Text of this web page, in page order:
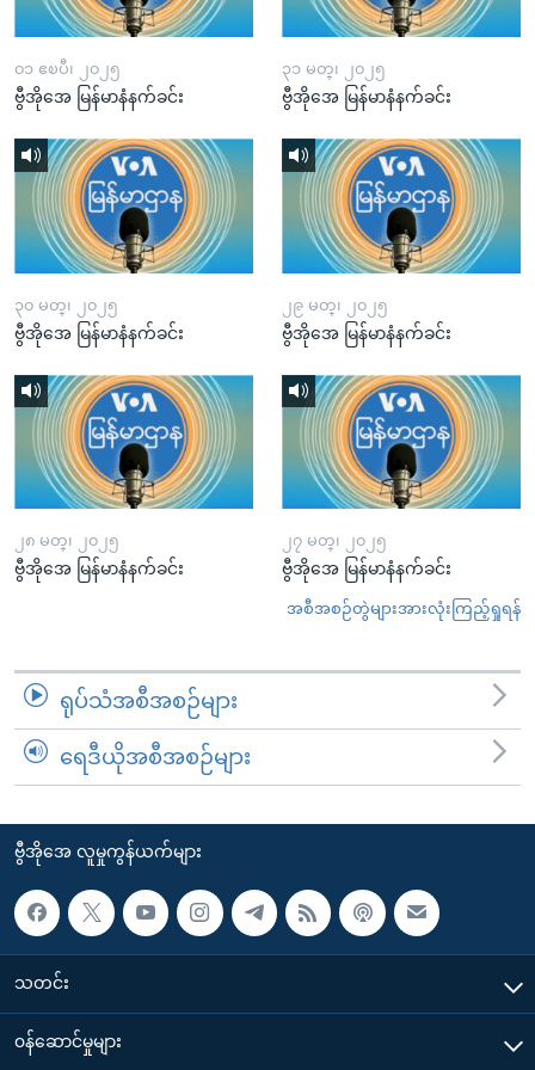
၀၁ ဧၿပီ၊ ၂၀၂၅
ဗွီအိုအေ မြန်မာနံနက်ခင်း
၃၁ မတ္၊ ၂၀၂၅
ဗွီအိုအေ မြန်မာနံနက်ခင်း
၃၀ မတ္၊ ၂၀၂၅
ဗွီအိုအေ မြန်မာနံနက်ခင်း
၂၉ မတ္၊ ၂၀၂၅
ဗွီအိုအေ မြန်မာနံနက်ခင်း
၂၈ မတ္၊ ၂၀၂၅
ဗွီအိုအေ မြန်မာနံနက်ခင်း
၂၇ မတ္၊ ၂၀၂၅
ဗွီအိုအေ မြန်မာနံနက်ခင်း
အစီအစဉ်တွဲများအားလုံးကြည့်ရှုရန်
ရုပ်သံအစီအစဉ်များ
ရေဒီယိုအစီအစဉ်များ
ဗွီအိုအေ လူမှုကွန်ယက်များ
သတင်း
၀န်ဆောင်မှုများ